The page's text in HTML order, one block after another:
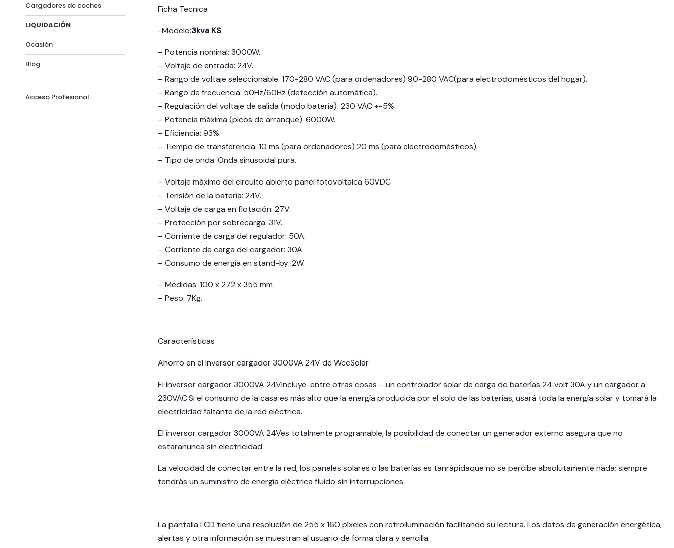
Cargadores de coches
LIQUIDACIÓN
Ocasión
Blog
Acceso Profesional
Ficha Tecnica
-Modelo:3kva KS
– Potencia nominal: 3000W.
– Voltaje de entrada: 24V.
– Rango de voltaje seleccionable: 170-280 VAC (para ordenadores) 90-280 VAC(para electrodomésticos del hogar).
– Rango de frecuencia: 50Hz/60Hz (detección automática).
– Regulación del voltaje de salida (modo batería): 230 VAC +-5%
– Potencia máxima (picos de arranque): 6000W.
– Eficiencia: 93%.
– Tiempo de transferencia: 10 ms (para ordenadores) 20 ms (para electrodomésticos).
– Tipo de onda: Onda sinusoidal pura.
– Voltaje máximo del circuito abierto panel fotovoltaica 60VDC
– Tensión de la batería: 24V.
– Voltaje de carga en flotación: 27V.
– Protección por sobrecarga: 31V.
– Corriente de carga del regulador: 50A.
– Corriente de carga del cargador: 30A.
– Consumo de energía en stand-by: 2W.
– Medidas: 100 x 272 x 355 mm
– Peso: 7Kg.
Características
Ahorro en el Inversor cargador 3000VA 24V de WccSolar
El inversor cargador 3000VA 24Vincluye-entre otras cosas – un controlador solar de carga de baterías 24 volt 30A y un cargador a
230VAC.Si el consumo de la casa es más alto que la energía producida por el solo de las baterías, usará toda la energía solar y tomará la
electricidad faltante de la red eléctrica.
El inversor cargador 3000VA 24Ves totalmente programable, la posibilidad de conectar un generador externo asegura que no
estaranunca sin electricidad.
La velocidad de conectar entre la red, los paneles solares o las baterías es tanrápidaque no se percibe absolutamente nada; siempre
tendrás un suministro de energía eléctrica fluido sin interrupciones.
La pantalla LCD tiene una resolución de 255 x 160 píxeles con retroiluminación facilitando su lectura. Los datos de generación energética,
alertas y otra información se muestran al usuario de forma clara y sencilla.